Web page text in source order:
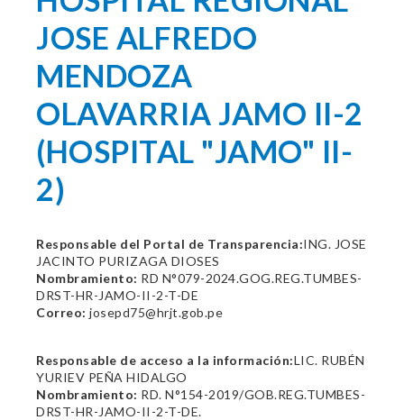
JOSE ALFREDO
MENDOZA
OLAVARRIA JAMO II-2
(HOSPITAL "JAMO" II-
2)
Responsable del Portal de Transparencia:ING. JOSE
JACINTO PURIZAGA DIOSES
Nombramiento: RD N°079-2024.GOG.REG.TUMBES-
DRST-HR-JAMO-II-2-T-DE
Correo: josepd75@hrjt.gob.pe
Responsable de acceso a la información:LIC. RUBÉN
YURIEV PEÑA HIDALGO
Nombramiento: RD. N°154-2019/GOB.REG.TUMBES-
DRST-HR-JAMO-II-2-T-DE.